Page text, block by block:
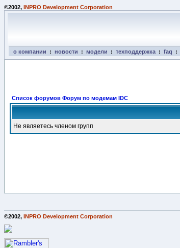
©2002, INPRO Development Corporation
о компании : новости : модели : техподдержка : faq :
Список форумов Форум по модемам IDC
Не являетесь членом групп
©2002, INPRO Development Corporation